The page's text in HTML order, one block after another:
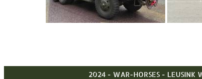
2024 - WAR-HORSES - LEUSINK